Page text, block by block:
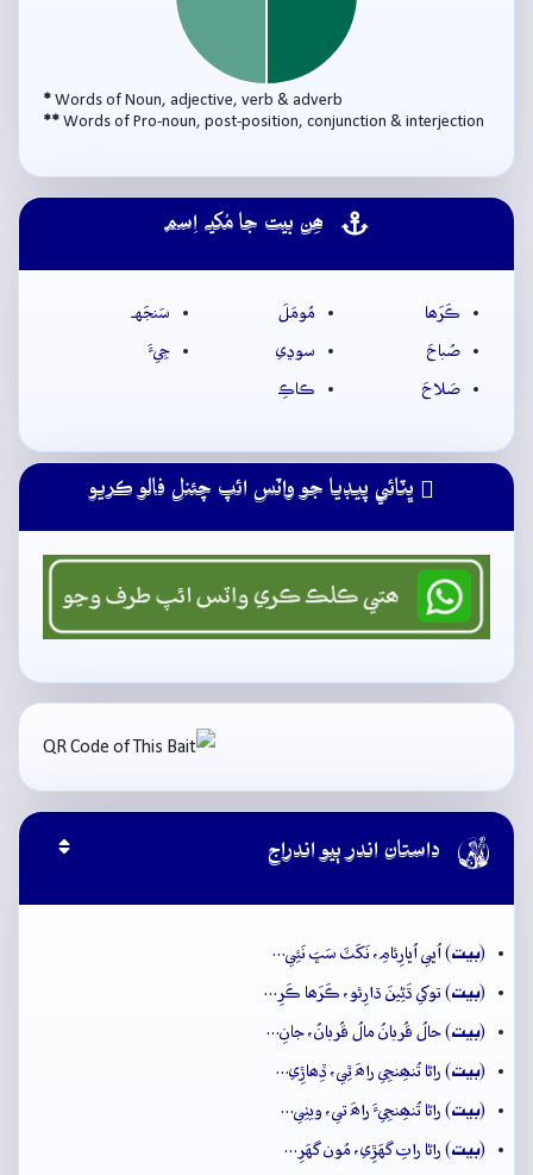
* Words of Noun, adjective, verb & adverb
** Words of Pro-noun, post-position, conjunction & interjection
ھِن بيت جا مُکيہ اِسم
ڪَرَھا مُومَلَ
سَنجَهہ
صُباحَ
سوڍي
جِيءَ
صَلاحَ
ڪاڪِ
ڀٽائي پيڊيا جو واٽس ائپ چئنل فالو ڪريو
 داستان اندر ٻيو اندراج
(بيت) اُڀي اُڀارِئامِ، نَکَٽَ سَڀَ نَئِي…
(بيت) توکي ڌَڻِينَ ڌارِئو، ڪَرَھا ڪَرِ…
(بيت) حالُ قُربانُ مالُ قُربانُ، جانِ…
(بيت) راڻا تُنھِنجِي راھَ ٿِي، ڏِھاڙِي…
(بيت) راڻا تُنھِنجِيءَ راھَ تي، ويٺِي…
(بيت) راڻا راتِ گهَڙِي، مُون گهَرِ…